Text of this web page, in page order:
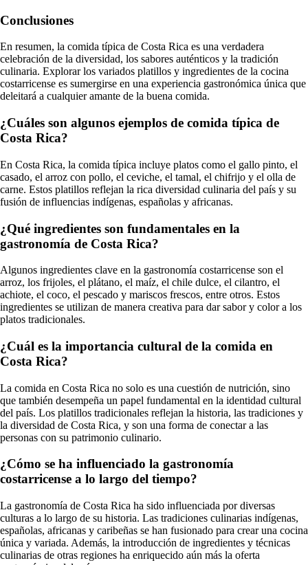
Conclusiones
En resumen, la comida típica de Costa Rica es una verdadera
celebración de la diversidad, los sabores auténticos y la tradición
culinaria. Explorar los variados platillos y ingredientes de la cocina
costarricense es sumergirse en una experiencia gastronómica única que
deleitará a cualquier amante de la buena comida.
¿Cuáles son algunos ejemplos de comida típica de
Costa Rica?
En Costa Rica, la comida típica incluye platos como el gallo pinto, el
casado, el arroz con pollo, el ceviche, el tamal, el chifrijo y el olla de
carne. Estos platillos reflejan la rica diversidad culinaria del país y su
fusión de influencias indígenas, españolas y africanas.
¿Qué ingredientes son fundamentales en la
gastronomía de Costa Rica?
Algunos ingredientes clave en la gastronomía costarricense son el
arroz, los frijoles, el plátano, el maíz, el chile dulce, el cilantro, el
achiote, el coco, el pescado y mariscos frescos, entre otros. Estos
ingredientes se utilizan de manera creativa para dar sabor y color a los
platos tradicionales.
¿Cuál es la importancia cultural de la comida en
Costa Rica?
La comida en Costa Rica no solo es una cuestión de nutrición, sino
que también desempeña un papel fundamental en la identidad cultural
del país. Los platillos tradicionales reflejan la historia, las tradiciones y
la diversidad de Costa Rica, y son una forma de conectar a las
personas con su patrimonio culinario.
¿Cómo se ha influenciado la gastronomía
costarricense a lo largo del tiempo?
La gastronomía de Costa Rica ha sido influenciada por diversas
culturas a lo largo de su historia. Las tradiciones culinarias indígenas,
españolas, africanas y caribeñas se han fusionado para crear una cocina
única y variada. Además, la introducción de ingredientes y técnicas
culinarias de otras regiones ha enriquecido aún más la oferta